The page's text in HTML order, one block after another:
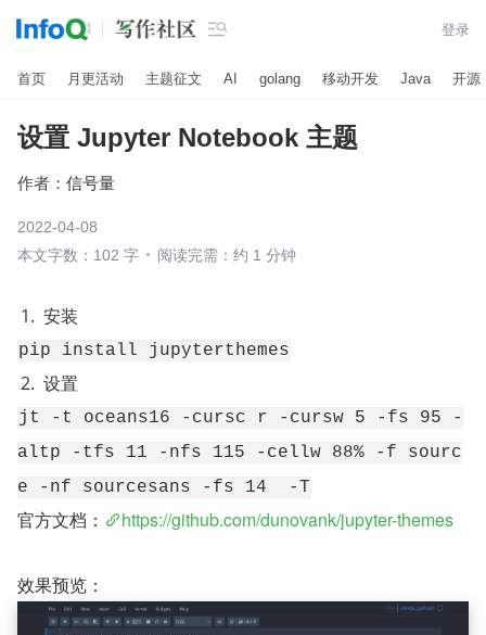
 登录
首页 月更活动 主题征文 AI golang 移动开发 Java 开源
设置 Jupyter Notebook 主题
作者： 信号量
2022-04-08
本文字数：102 字
阅读完需：约 1 分钟
安装
pip install jupyterthemes
设置
jt -t oceans16 -cursc r -cursw 5 -fs 95 -
altp -tfs 11 -nfs 115 -cellw 88% -f sourc
e -nf sourcesans -fs 14  -T
官方文档： https://github.com/dunovank/jupyter-themes
效果预览：